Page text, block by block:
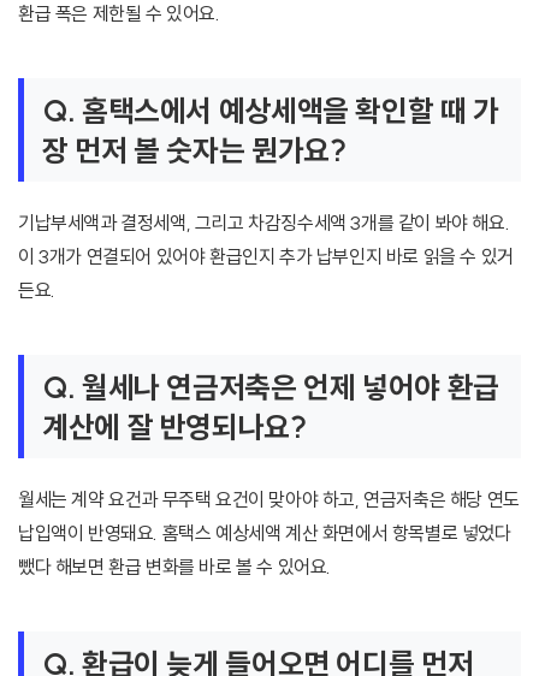
환급 폭은 제한될 수 있어요.
Q. 홈택스에서 예상세액을 확인할 때 가
장 먼저 볼 숫자는 뭔가요?
기납부세액과 결정세액, 그리고 차감징수세액 3개를 같이 봐야 해요.
이 3개가 연결되어 있어야 환급인지 추가 납부인지 바로 읽을 수 있거
든요.
Q. 월세나 연금저축은 언제 넣어야 환급
계산에 잘 반영되나요?
월세는 계약 요건과 무주택 요건이 맞아야 하고, 연금저축은 해당 연도
납입액이 반영돼요. 홈택스 예상세액 계산 화면에서 항목별로 넣었다
뺐다 해보면 환급 변화를 바로 볼 수 있어요.
Q. 환급이 늦게 들어오면 어디를 먼저